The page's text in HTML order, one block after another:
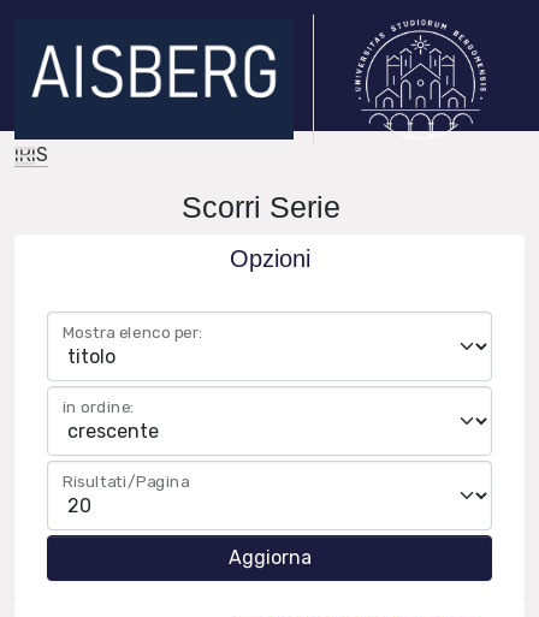
IRIS
Scorri Serie
Opzioni
Mostra elenco per:
in ordine:
Risultati/Pagina